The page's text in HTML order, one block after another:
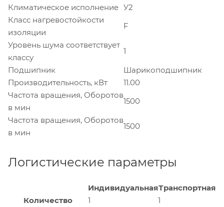
Климатическое исполнение У2
Класс нагревостойкости
изоляции
F
Уровень шума соответствует
классу
1
Подшипник
Шарикоподшипник
Производительность, кВт
11.00
Частота вращения, Оборотов
в мин
1500
Частота вращения, Оборотов
в мин
1500
Логистические параметры
ИндивидуальнаяТранспортная
Количество
1
1